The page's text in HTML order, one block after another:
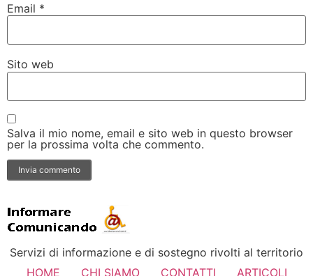
Email *
Sito web
Salva il mio nome, email e sito web in questo browser
per la prossima volta che commento.
Servizi di informazione e di sostegno rivolti al territorio
HOME
CHI SIAMO CONTATTI ARTICOLI